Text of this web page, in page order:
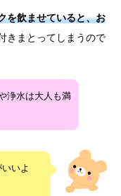
を飲ませていると、お
きまとってしまうので
浄水は大人も満
いよ